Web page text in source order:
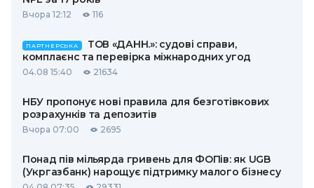
Вчора 12:12 116
ПАРТНЕРСЬКА
ТОВ «ДАНН.»: судові справи,
комплаєнс та перевірка міжнародних угод
04.08 15:40 21634
НБУ пропонує нові правила для безготівкових
розрахунків та депозитів
Вчора 07:00 2695
Понад пів мільярда гривень для ФОПів: як UGB
(Укргазбанк) нарощує підтримку малого бізнесу